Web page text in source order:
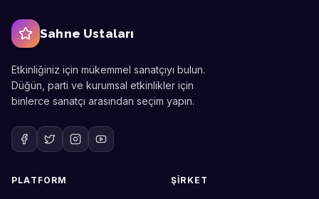
Sahne Ustaları
Etkinliğiniz için mükemmel sanatçıyı bulun.
Düğün, parti ve kurumsal etkinlikler için
binlerce sanatçı arasından seçim yapın.
PLATFORM ŞIRKET